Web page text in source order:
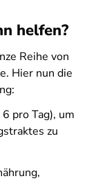
helfen?
Reihe von
Hier nun die
pro Tag), um
zu